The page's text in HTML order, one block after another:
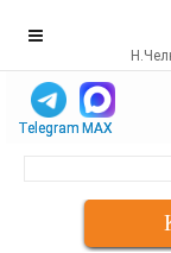
Telegram MAX